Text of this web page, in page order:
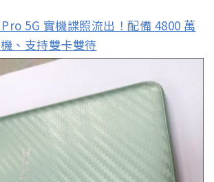
5G 實機諜照流出！配備 4800 萬
、支持雙卡雙待